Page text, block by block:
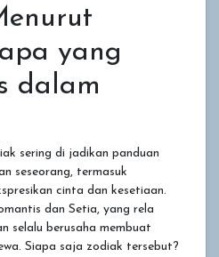
yang
dalam
sering di jadikan panduan
seseorang, termasuk
cinta dan kesetiaan.
dan Setia, yang rela
selalu berusaha membuat
Siapa saja zodiak tersebut?